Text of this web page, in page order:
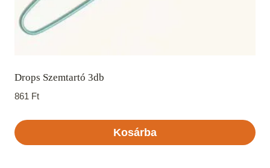
Drops Szemtartó 3db
861 Ft
Kosárba